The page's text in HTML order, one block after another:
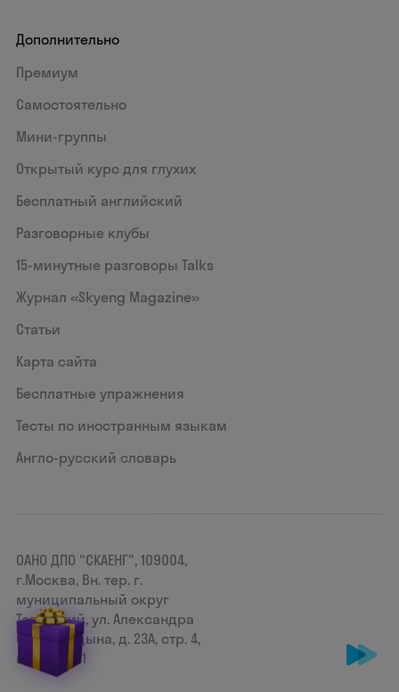
Дополнительно
Премиум
Самостоятельно
Мини-группы
Открытый курс для глухих
Бесплатный английский
Разговорные клубы
15‑минутные разговоры Talks
Журнал «Skyeng Magazine»
Статьи
Карта сайта
Бесплатные упражнения
Тесты по иностранным языкам
Англо-русский словарь
ОАНО ДПО "СКАЕНГ", 109004,
г.Москва, Вн. тер. г.
муниципальный округ
Таганский, ул. Александра
Солженицына, д. 23А, стр. 4,
помещ. 2/1